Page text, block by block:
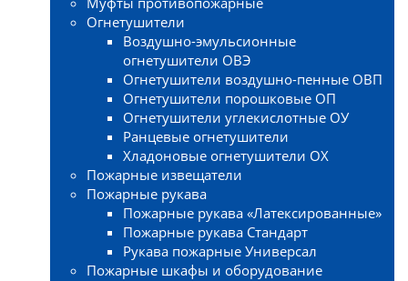
Огнетушители
Воздушно-эмульсионные
огнетушители ОВЭ
Огнетушители воздушно-пенные ОВП
Огнетушители порошковые ОП
Огнетушители углекислотные ОУ
Ранцевые огнетушители
Хладоновые огнетушители ОХ
Пожарные извещатели
Пожарные рукава
Пожарные рукава «Латексированные»
Пожарные рукава Стандарт
Рукава пожарные Универсал
Пожарные шкафы и оборудование